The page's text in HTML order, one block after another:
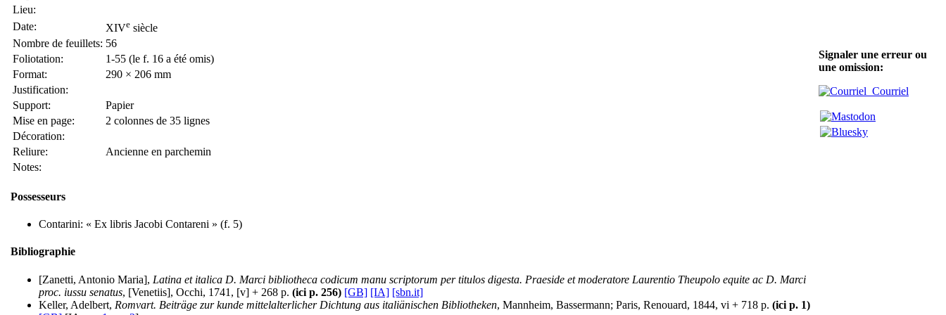
Lieu:
Date:
XIVe siècle
Nombre de feuillets: 56
Foliotation:
1-55 (le f. 16 a été omis)
Format:
290 × 206 mm
Justification:
Support:
Papier
Mise en page:
2 colonnes de 35 lignes
Décoration:
Reliure:
Ancienne en parchemin
Notes:
Possesseurs
Contarini: « Ex libris Jacobi Contareni » (f. 5)
Bibliographie
[Zanetti, Antonio Maria], Latina et italica D. Marci bibliotheca codicum manu scriptorum per titulos digesta. Praeside et moderatore Laurentio Theupolo equite ac D. Marci
proc. iussu senatus, [Venetiis], Occhi, 1741, [v] + 268 p. (ici p. 256) [GB] [IA] [sbn.it]
Keller, Adelbert, Romvart. Beiträge zur kunde mittelalterlicher Dichtung aus italiänischen Bibliotheken, Mannheim, Bassermann; Paris, Renouard, 1844, vi + 718 p. (ici p. 1)
Signaler une erreur ou
une omission:
Courriel